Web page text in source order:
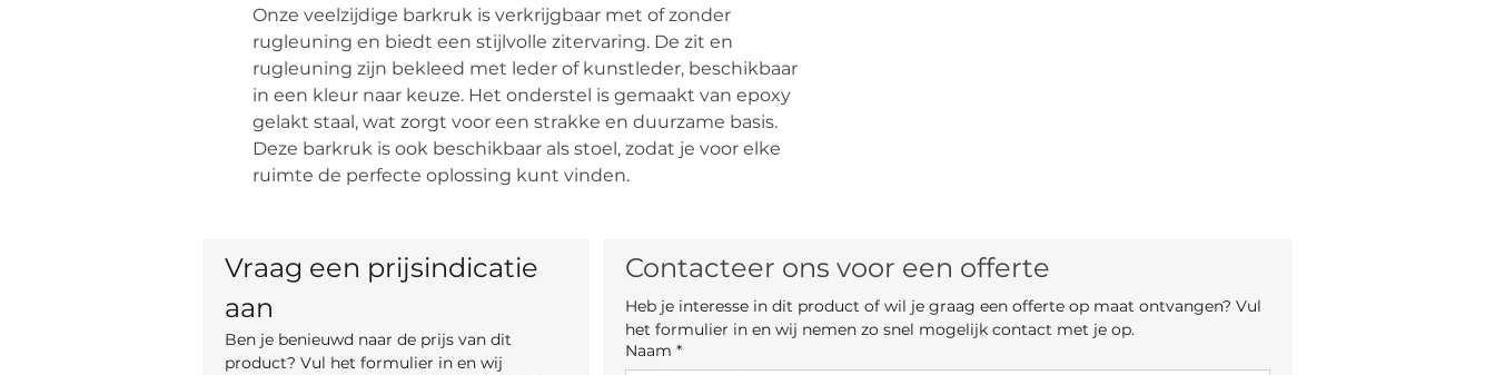
Onze veelzijdige barkruk is verkrijgbaar met of zonder
rugleuning en biedt een stijlvolle zitervaring. De zit en
rugleuning zijn bekleed met leder of kunstleder, beschikbaar
in een kleur naar keuze. Het onderstel is gemaakt van epoxy
gelakt staal, wat zorgt voor een strakke en duurzame basis.
Deze barkruk is ook beschikbaar als stoel, zodat je voor elke
ruimte de perfecte oplossing kunt vinden.
Vraag een prijsindicatie
aan
Ben je benieuwd naar de prijs van dit
product? Vul het formulier in en wij
Contacteer ons voor een offerte
Heb je interesse in dit product of wil je graag een offerte op maat ontvangen? Vul
het formulier in en wij nemen zo snel mogelijk contact met je op.
Naam *